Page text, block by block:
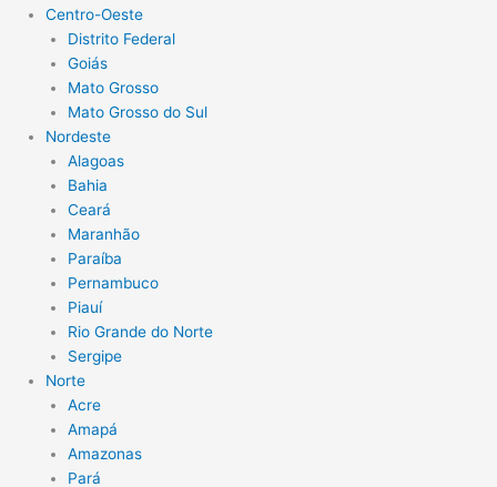
Centro-Oeste
Distrito Federal
Goiás
Mato Grosso
Mato Grosso do Sul
Nordeste
Alagoas
Bahia
Ceará
Maranhão
Paraíba
Pernambuco
Piauí
Rio Grande do Norte
Sergipe
Norte
Acre
Amapá
Amazonas
Pará